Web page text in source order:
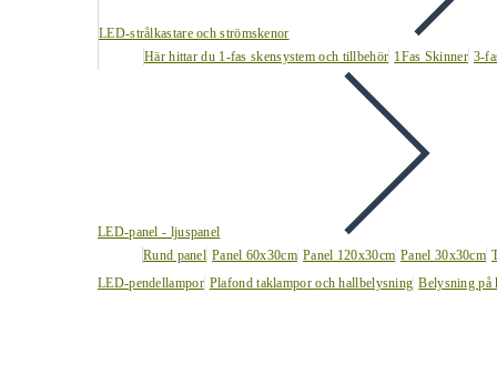
LED-strålkastare och strömskenor
Här hittar du 1-fas skensystem och tillbehör 1Fas Skinner 3-
LED-panel - ljuspanel
Rund panel Panel 60x30cm Panel 120x30cm Panel 30x30cm
LED-pendellampor Plafond taklampor och hallbelysning Belysning på